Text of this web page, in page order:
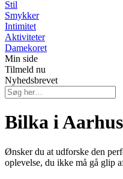
Stil
Smykker
Intimitet
Aktiviteter
Damekoret
Min side
Tilmeld nu
Nyhedsbrevet
Bilka i Aarhus
Ønsker du at udforske den
oplevelse, du ikke må gå glip